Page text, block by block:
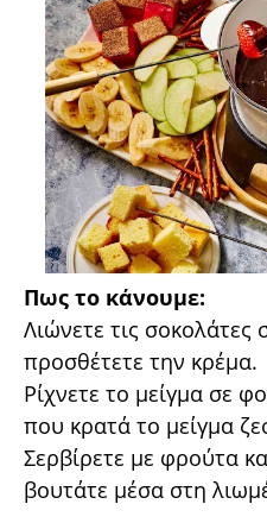
Πως το κάνουμε:
Λιώνετε τις σοκολάτες
προσθέτετε την κρέμα.
Ρίχνετε το μείγμα σε
που κρατά το μείγμα
Σερβίρετε με φρούτα
βουτάτε μέσα στη